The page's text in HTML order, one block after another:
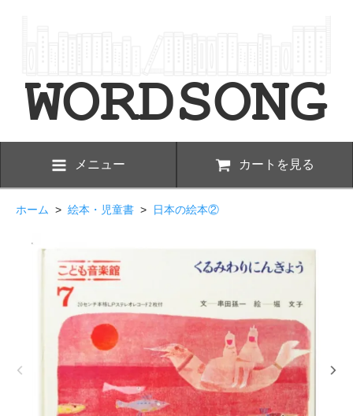
メニュー カートを見る
ホーム > 絵本・児童書 > 日本の絵本②